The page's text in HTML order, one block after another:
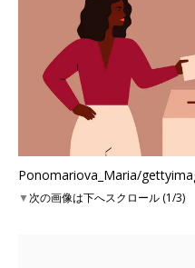
Ponomariova_Maria/
▼次の画像は下へスクロール (1/3)